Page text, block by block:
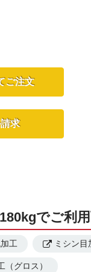
ご注文
求
でご利
工 ミシン目
（グロス）